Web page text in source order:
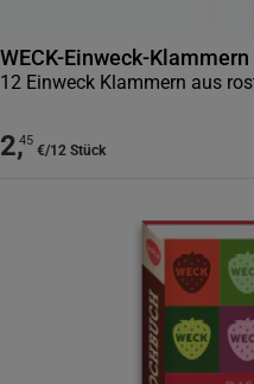
WECK-Einweck-Klammern
12 Einweck Klammern aus
2,45
€/12 Stück